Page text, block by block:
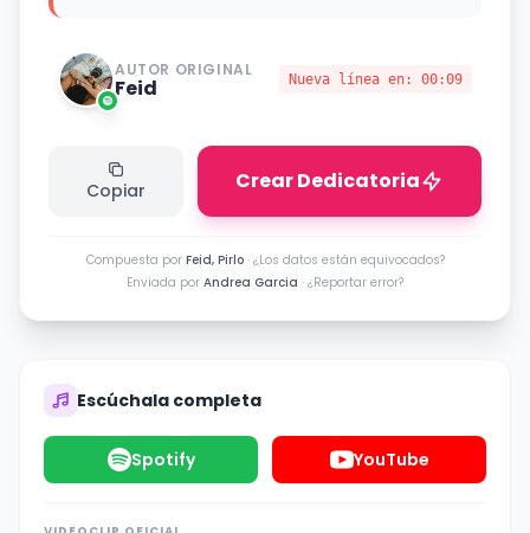
AUTOR ORIGINAL
Feid Nueva línea en: 00:09
Copiar Crear Dedicatoria
Compuesta por Feid, Pirlo· ¿Los datos están equivocados?
Enviada por Andrea Garcia · ¿Reportar error?
Escúchala completa
Spotify YouTube